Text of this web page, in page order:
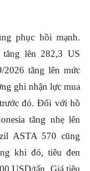
phục hồi mạnh.
lên 282,3 US
2026 tăng lên mức
ghi nhận lực mua
đó.Đối với hồ
tăng nhẹ lên
ASTA 570 cũng
khi đó, tiêu đen
USD/tấn. Giá tiêu